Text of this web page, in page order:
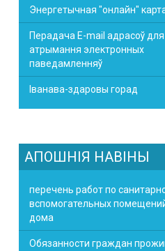
Энергетычная "онлайн"
Перадача E-mail адрасоў для
атрымання электронных
паведамленняў
Іванава-здаровы горад
АПОШНІЯ НАВІНЫ
перечень работ по
вспомогательных
дома
Обязанности граждан